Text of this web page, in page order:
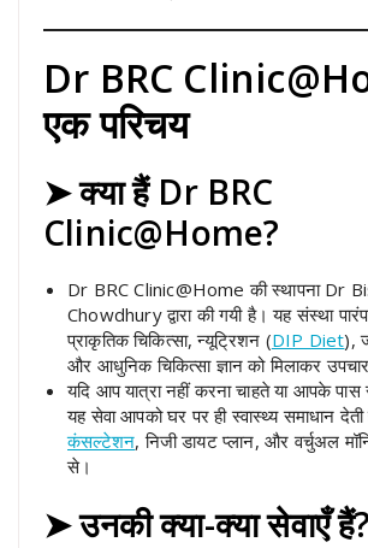
Dr BRC
एक परिचय
➤ क्या हैं Dr BRC
Clinic@Home?
Dr BRC Clinic@Home की स्थापना Dr
Chowdhury द्वारा की गयी है। यह संस्था
प्राकृतिक चिकित्सा, न्यूट्रिशन (DIP Diet),
और आधुनिक चिकित्सा ज्ञान को मिलाकर
यदि आप यात्रा नहीं करना चाहते या आपके
यह सेवा आपको घर पर ही स्वास्थ्य समाधान
कंसल्टेशन, निजी डायट प्लान, और वर्चुअल
से।
➤ उनकी क्या-क्या सेवाएँ हैं?